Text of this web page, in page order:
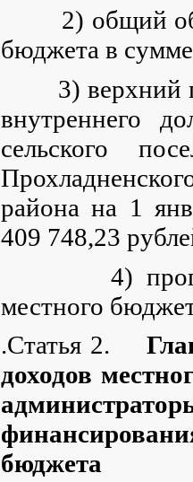
2) общий
бюджета в
3) верхний
внутреннего
сельского
района на 1
409 748,23
4)
местного
.Статья 2.
доходов
бюджета